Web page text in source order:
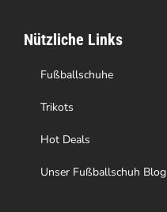
der
Produktseite
gewählt
werden
Nützliche Links
Fußballschuhe
Trikots
Hot Deals
Unser Fußballschuh Blog